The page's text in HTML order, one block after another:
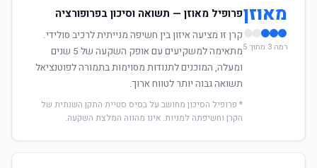
מאוזן
רמה 3 מתוך 5
פרופיל מאוזן — תשואה וסיכון בפרופורציה
קרן זו מציעה איזון בין חשיפה מנייתית לרכיב סולידי.
מתאימה למשקיעים עם אופק השקעה של 5 שנים
ומעלה, המוכנים לתנודות מסוימות בתמורה לפוטנציאל
תשואה גבוה יותר לטווח ארוך.
* פרופיל הסיכון מחושב על בסיס סטיית התקן השנתית של
הקרן וחשיפתה למניות. אינו מהווה המלצת השקעה.